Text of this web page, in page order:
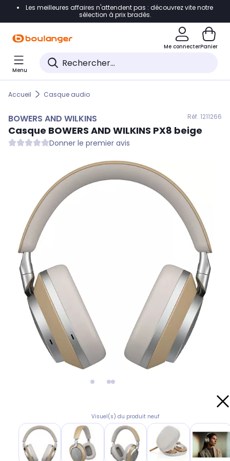
Accéder directement à la navigation
Accéder directement au pied de page
Accéder directement au chatbot
Les meilleures affaires n'attendent pas : découvrez vite notre
sélection à prix bradés.
Me connecterPanier
Menu
Accueil Casque audio
BOWERS AND WILKINS Réf. 1211266
Casque BOWERS AND WILKINS PX8 beige
Donner le premier avis
Visuel(s) du produit neuf